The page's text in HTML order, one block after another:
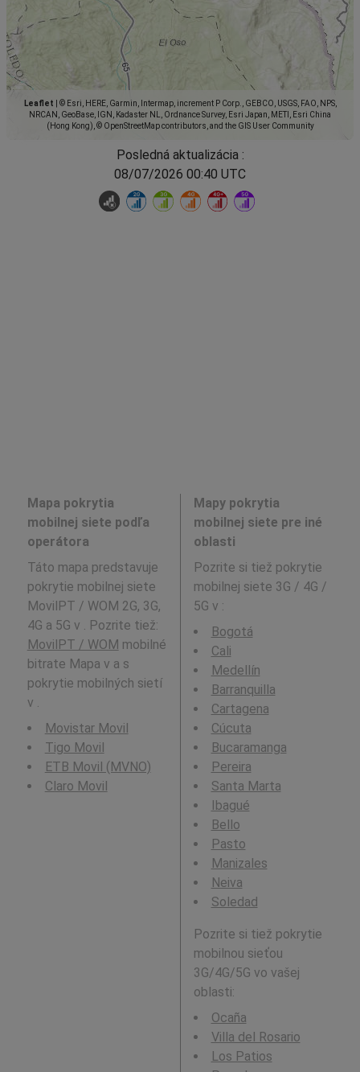
Leaflet
© Esri, HERE, Garmin, Intermap, increment P Corp., GEBCO, USGS, FAO, NPS,
NRCAN, GeoBase, IGN, Kadaster NL, Ordnance Survey, Esri Japan, METI, Esri China
(Hong Kong), © OpenStreetMap contributors, and the GIS User Community
Posledná aktualizácia :
08/07/2026 00:40 UTC
Mapa pokrytia
mobilnej siete podľa
operátora
Táto mapa predstavuje
pokrytie mobilnej siete
MovilPT / WOM 2G, 3G,
4G a 5G v . Pozrite tiež:
MovilPT / WOM mobilné
bitrate Mapa v a s
pokrytie mobilných sietí
v .
Movistar Movil
Tigo Movil
ETB Movil (MVNO)
Claro Movil
Mapy pokrytia
mobilnej siete pre iné
oblasti
Pozrite si tiež pokrytie
mobilnej siete 3G / 4G /
5G v :
Bogotá
Cali
Medellín
Barranquilla
Cartagena
Cúcuta
Bucaramanga
Pereira
Santa Marta
Ibagué
Bello
Pasto
Manizales
Neiva
Soledad
Pozrite si tiež pokrytie
mobilnou sieťou
3G/4G/5G vo vašej
oblasti:
Ocaña
Villa del Rosario
Los Patios